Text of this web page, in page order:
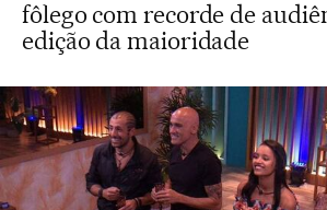
fôlego com recorde de
edição da maioridade